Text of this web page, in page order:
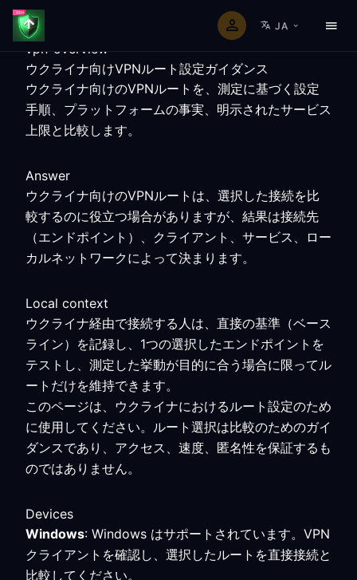
JA
vpn-overview
ウクライナ向けVPNルート設定ガイダンス
ウクライナ向けのVPNルートを、測定に基づく設定
手順、プラットフォームの事実、明示されたサービス
上限と比較します。
Answer
ウクライナ向けのVPNルートは、選択した接続を比
較するのに役立つ場合がありますが、結果は接続先
（エンドポイント）、クライアント、サービス、ロー
カルネットワークによって決まります。
Local context
ウクライナ経由で接続する人は、直接の基準（ベース
ライン）を記録し、1つの選択したエンドポイントを
テストし、測定した挙動が目的に合う場合に限ってル
ートだけを維持できます。
このページは、ウクライナにおけるルート設定のため
に使用してください。ルート選択は比較のためのガイ
ダンスであり、アクセス、速度、匿名性を保証するも
のではありません。
Devices
Windows: Windows はサポートされています。VPN
クライアントを確認し、選択したルートを直接接続と
比較してください。